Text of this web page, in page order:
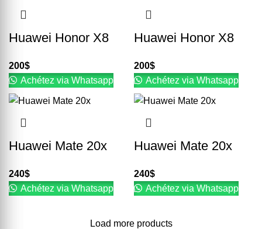
Huawei Honor X8
200$
Achétez via Whatsapp
Huawei Honor X8
200$
Achétez via Whatsapp
Huawei Mate 20x
240$
Achétez via Whatsapp
Huawei Mate 20x
240$
Achétez via Whatsapp
Load more products